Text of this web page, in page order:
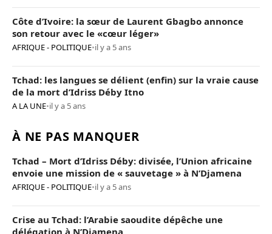
Côte d’Ivoire: la sœur de Laurent Gbagbo annonce
son retour avec le «cœur léger»
AFRIQUE - POLITIQUE•il y a 5 ans
Tchad: les langues se délient (enfin) sur la vraie cause
de la mort d’Idriss Déby Itno
A LA UNE•il y a 5 ans
À NE PAS MANQUER
Tchad – Mort d’Idriss Déby: divisée, l’Union africaine
envoie une mission de « sauvetage » à N’Djamena
AFRIQUE - POLITIQUE•il y a 5 ans
Crise au Tchad: l’Arabie saoudite dépêche une